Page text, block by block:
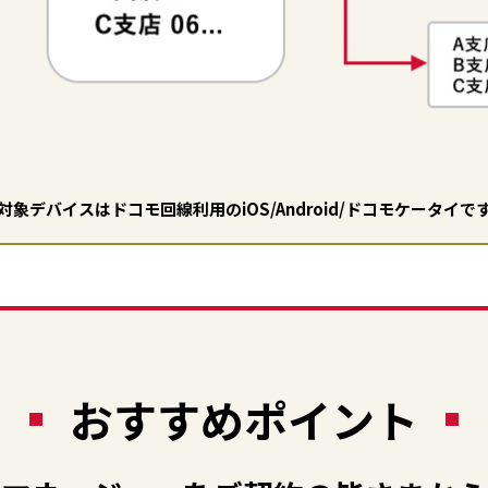
象デバイスはドコモ回線利用のiOS/Android/ドコモケータイで
おすすめポイント